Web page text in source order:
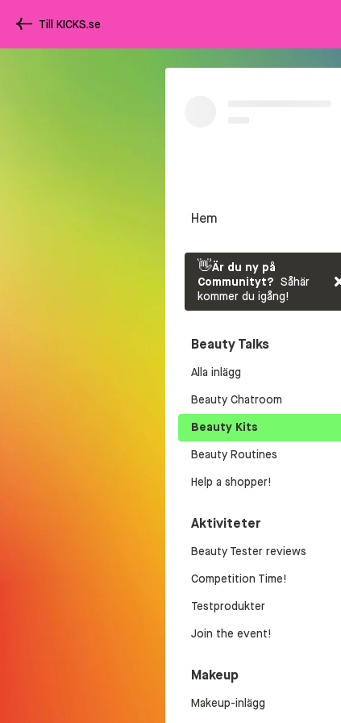
Till KICKS.se
Hem
👋Är du ny på
Communityt? Såhär
kommer du igång!
Beauty Talks
Alla inlägg
Beauty Chatroom
Beauty Kits
Beauty Routines
Help a shopper!
Aktiviteter
Beauty Tester reviews
Competition Time!
Testprodukter
Join the event!
Makeup
Makeup-inlägg